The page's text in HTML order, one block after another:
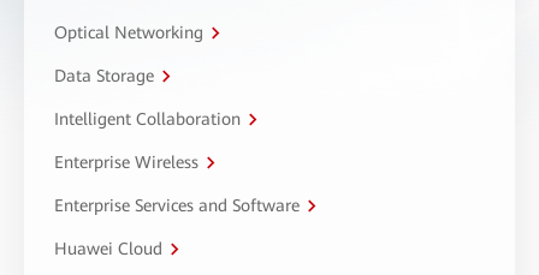
Optical Networking
Data Storage
Intelligent Collaboration
Enterprise Wireless
Enterprise Services and Software
Huawei Cloud